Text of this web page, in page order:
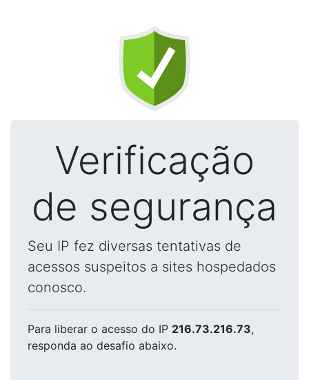
Verificação
de segurança
Seu IP fez diversas tentativas de
acessos suspeitos a sites hospedados
conosco.
Para liberar o acesso do IP 216.73.216.73,
responda ao desafio abaixo.